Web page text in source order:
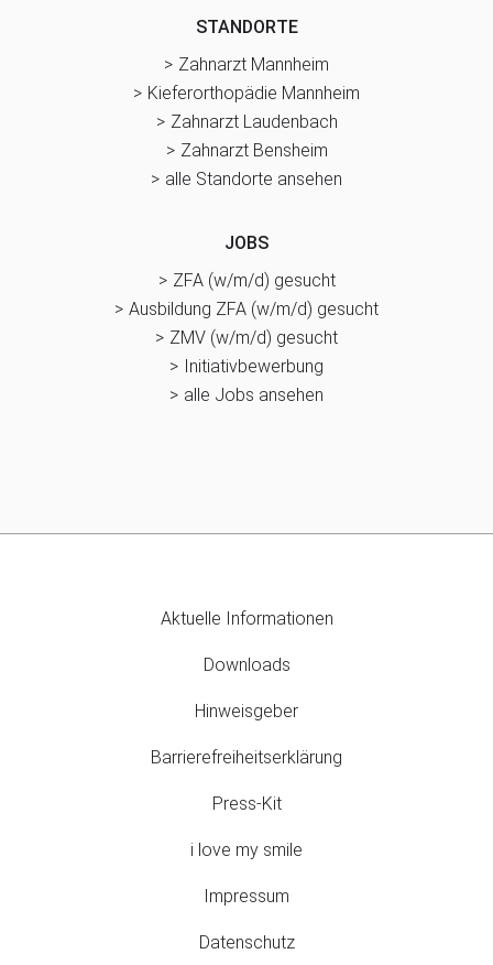
STANDORTE
Zahnarzt Mannheim
Kieferorthopädie Mannheim
Zahnarzt Laudenbach
Zahnarzt Bensheim
alle Standorte ansehen
JOBS
ZFA (w/m/d) gesucht
Ausbildung ZFA (w/m/d) gesucht
ZMV (w/m/d) gesucht
Initiativbewerbung
alle Jobs ansehen
Aktuelle Informationen
Downloads
Hinweisgeber
Barrierefreiheitserklärung
Press-Kit
i love my smile
Impressum
Datenschutz